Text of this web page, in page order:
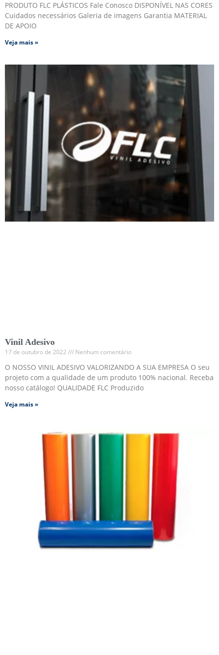
PRODUTO FLC PLÁSTICOS Fale Conosco DISPONÍVEL NAS CORES
Cuidados necessários Galeria de imagens Garantia MATERIAL
DE APOIO
Veja mais »
Vinil Adesivo
17 de outubro de 2022 Nenhum comentário
O NOSSO VINIL ADESIVO VALORIZANDO A SUA EMPRESA O seu
projeto com a qualidade de um produto 100% nacional. Receba
nosso catálogo! QUALIDADE FLC Produzido
Veja mais »